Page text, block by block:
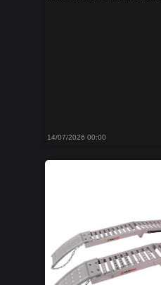
14/07/2026 00:00